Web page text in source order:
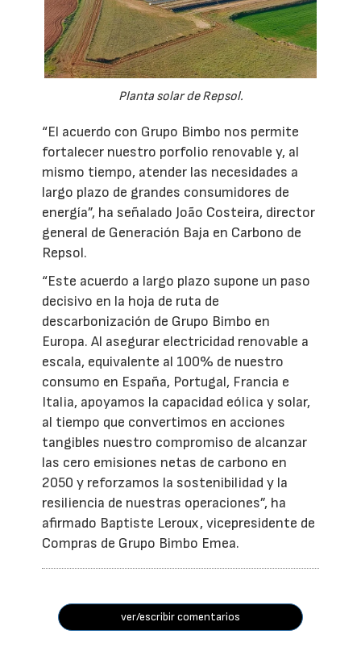
Planta solar de Repsol.
“El acuerdo con Grupo Bimbo nos permite
fortalecer nuestro porfolio renovable y, al
mismo tiempo, atender las necesidades a
largo plazo de grandes consumidores de
energía”, ha señalado João Costeira, director
general de Generación Baja en Carbono de
Repsol.
“Este acuerdo a largo plazo supone un paso
decisivo en la hoja de ruta de
descarbonización de Grupo Bimbo en
Europa. Al asegurar electricidad renovable a
escala, equivalente al 100% de nuestro
consumo en España, Portugal, Francia e
Italia, apoyamos la capacidad eólica y solar,
al tiempo que convertimos en acciones
tangibles nuestro compromiso de alcanzar
las cero emisiones netas de carbono en
2050 y reforzamos la sostenibilidad y la
resiliencia de nuestras operaciones”, ha
afirmado Baptiste Leroux, vicepresidente de
Compras de Grupo Bimbo Emea.
ver/escribir comentarios